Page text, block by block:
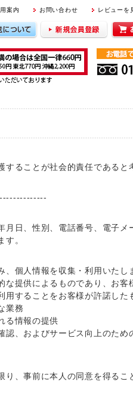
案内 お問い合わせ レビューを
ることが社会的責任であると
日、性別、電話番号、電子メ
。
個人情報を収集・利用いたし
提供によるものであり、お客
することをお客様が許諾した
業務
る情報の提供
認、およびサービス向上のため
、事前に本人の同意を得るこ